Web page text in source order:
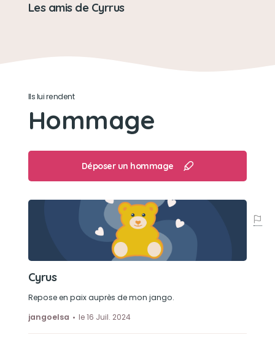
Tendre la pâte pour quémander. Adorait et
partir en voiture pour découvrir la France...
Les amis de Cyrrus
Ils lui rendent
Hommage
Déposer un hommage
Cyrus
Repose en paix auprès de mon jango.
jangoelsa
le 16 Juil. 2024